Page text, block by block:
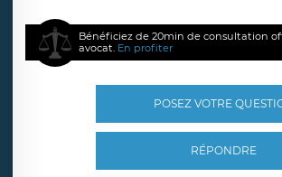
Bénéficiez de 20min de consultation
avocat. En profiter
POSEZ VOTRE
RÉPONDRE